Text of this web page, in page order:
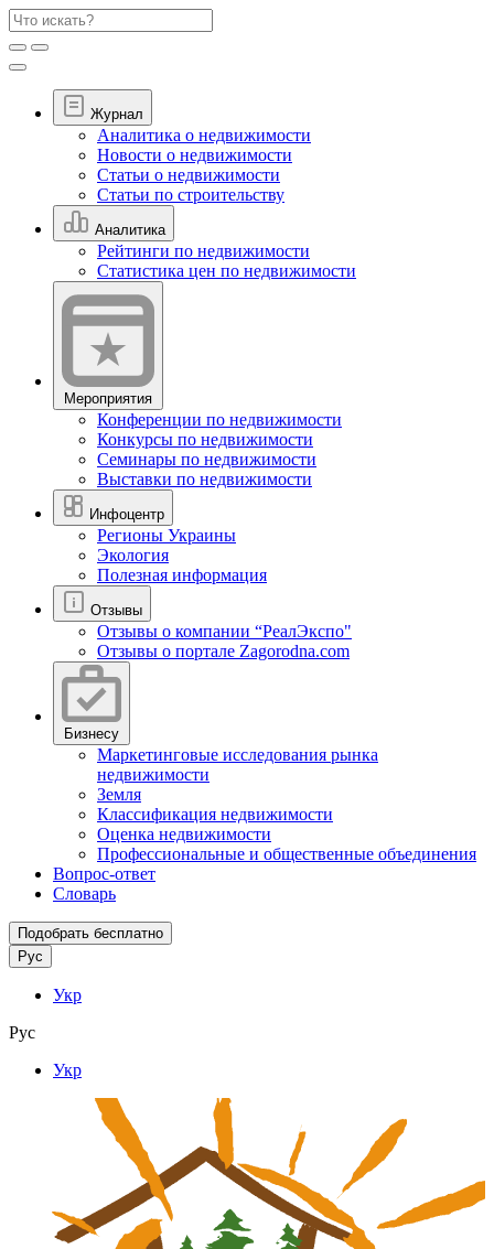
Журнал
Аналитика о недвижимости
Новости о недвижимости
Статьи о недвижимости
Статьи по строительству
Аналитика
Рейтинги по недвижимости
Статистика цен по недвижимости
Мероприятия
Конференции по недвижимости
Конкурсы по недвижимости
Семинары по недвижимости
Выставки по недвижимости
Инфоцентр
Регионы Украины
Экология
Полезная информация
Отзывы
Отзывы о компании “РеалЭкспо"
Отзывы о портале Zagorodna.com
Бизнесу
Маркетинговые исследования рынка
недвижимости
Земля
Классификация недвижимости
Оценка недвижимости
Профессиональные и общественные объединения
Вопрос-ответ
Словарь
Подобрать бесплатно
Рус
Укр
Рус
Укр